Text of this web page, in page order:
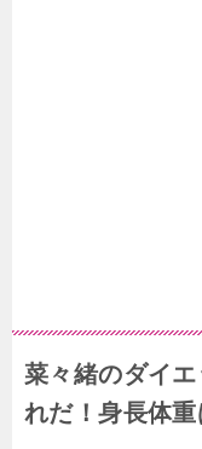
菜々緒のダイ
れだ！身長体重